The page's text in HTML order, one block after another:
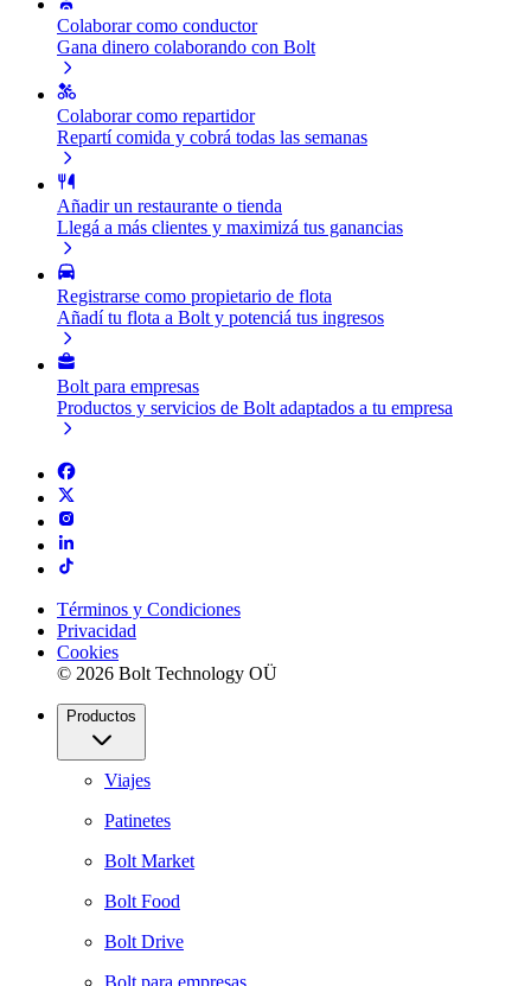
Colaborar como conductor
Gana dinero colaborando con Bolt
Colaborar como repartidor
Repartí comida y cobrá todas las semanas
Añadir un restaurante o tienda
Llegá a más clientes y maximizá tus ganancias
Registrarse como propietario de flota
Añadí tu flota a Bolt y potenciá tus ingresos
Bolt para empresas
Productos y servicios de Bolt adaptados a tu empresa
Términos y Condiciones
Privacidad
Cookies
© 2026 Bolt Technology OÜ
Productos
Viajes
Patinetes
Bolt Market
Bolt Food
Bolt Drive
Bolt para empresas